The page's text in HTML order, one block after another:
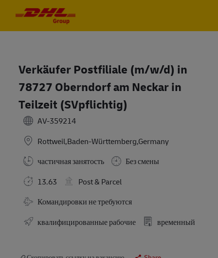
Verkäufer Postfiliale (m/w/d) in
78727 Oberndorf am Neckar in
Teilzeit (SVpflichtig)
AV-359214
Rottweil,Baden-Württemberg,Germany
частичная занятость
Без смены
13.63
Post & Parcel
Требуются командировки
Командировки не требуются
квалифицированные рабочие
временный